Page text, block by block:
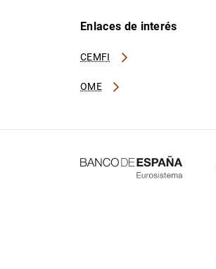
Enlaces de interés
CEMFI
OME